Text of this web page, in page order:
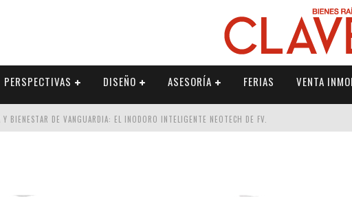
PERSPECTIVAS DISEÑO ASESORÍA FERIAS VENTA
Y BIENESTAR DE VANGUARDIA: EL INODORO INTELIGENTE NEOTECH DE FV.
– LA CONSTANCIA DETRÁS DE LA PALETERÍA